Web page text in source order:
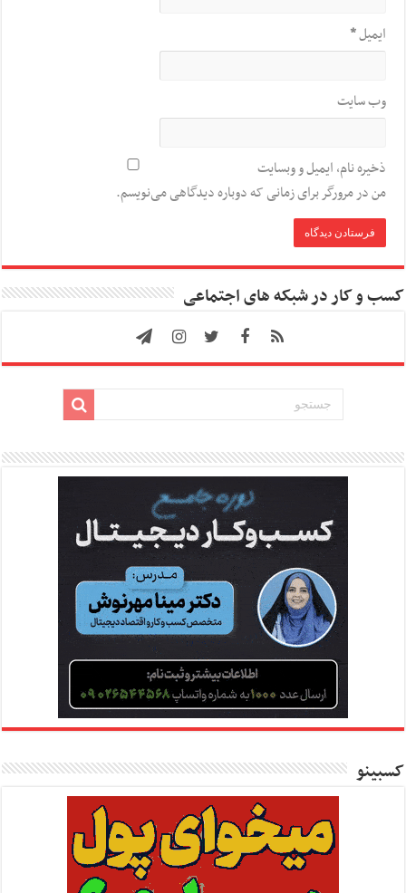
ایمیل*
وب‌ سایت
ذخیره نام، ایمیل و وبسایت
من در مرورگر برای زمانی که دوباره دیدگاهی می‌نویسم.
کسب و کار در شبکه های اجتماعی
کسبینو